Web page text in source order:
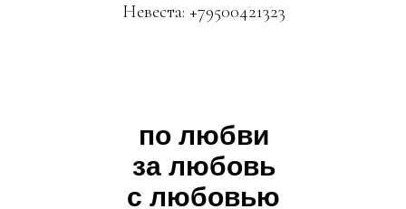
по любви
за любовь
с любовью
Невеста: +79500421323